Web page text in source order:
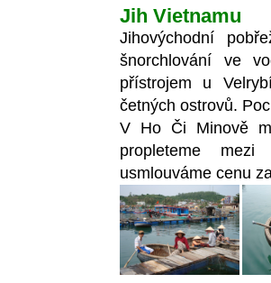
Jih Vietnamu
Jihovýchodní
šnorchlování ve
přístrojem u
četných ostrovů.
V Ho Či Minově
propleteme mezi
usmlouváme cenu